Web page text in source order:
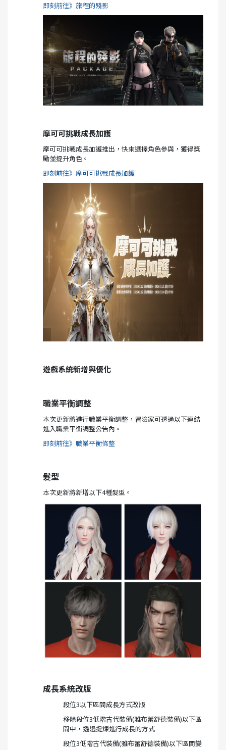
即刻前往》旅程的殘影
摩可可挑戰成長加護
摩可可挑戰成長加護推出，快來選擇角色參與，獲得獎
勵並提升角色。
即刻前往》摩可可挑戰成長加護
遊戲系統新增與優化
職業平衡調整
本次更新將進行職業平衡調整，冒險家可透過以下連結
進入職業平衡調整公告內。
即刻前往》職業平衡條整
髮型
本次更新將新增以下4種髮型。
成長系統改版
段位3以下區間成長方式改版
移除段位3低階古代裝備(雅布蕾舒德裝備)以下區
間中，透過提煉進行成長的方式
段位3低階古代裝備(雅布蕾舒德裝備)以下區間變